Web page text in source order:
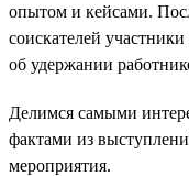
опытом и кейсами.
соискателей
об удержании
Делимся самыми
фактами из
мероприятия.